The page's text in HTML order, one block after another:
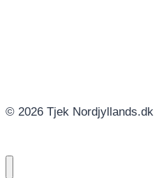
© 2026 Tjek Nordjyllands.dk